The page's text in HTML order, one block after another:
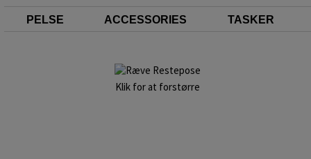
PELSE ACCESSORIES TASKER
Klik for at forstørre